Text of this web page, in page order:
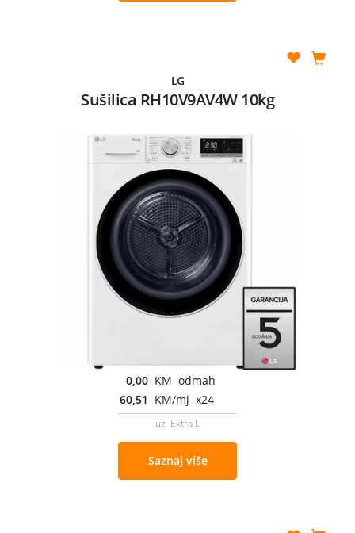
LG
Sušilica RH10V9AV4W 10kg
0,00 KM odmah
60,51 KM/mj x24
uz Extra L
Saznaj više